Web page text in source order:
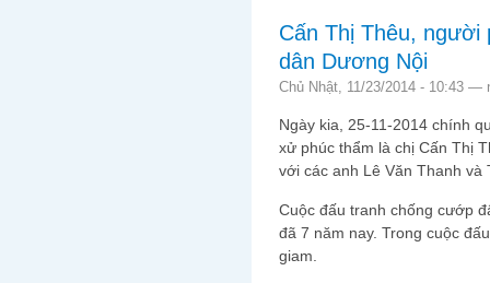
Cấn Thị Thêu, người
dân Dương Nội
Chủ Nhật, 11/23/2014 - 10:43 —
Ngày kia, 25-11-2014 chính
xử phúc thẩm là chị Cấn Thị
với các anh Lê Văn Thanh và
Cuộc đấu tranh chống cướp
đã 7 năm nay. Trong cuộc
giam.